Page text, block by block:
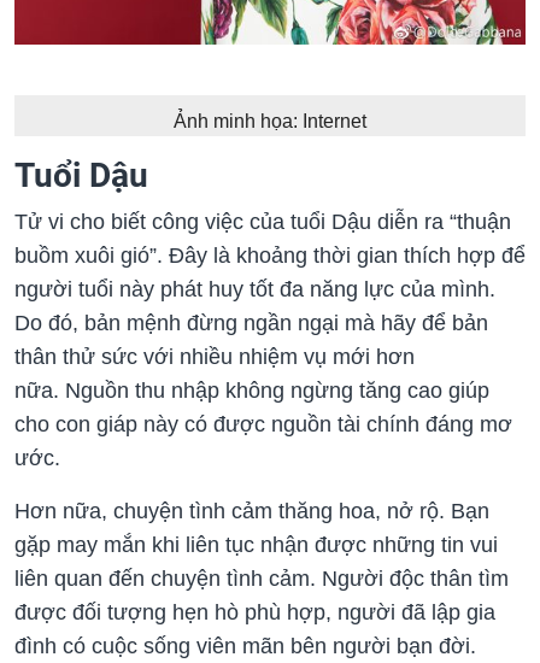
Ảnh minh họa: Internet
Tuổi Dậu
Tử vi cho biết công việc của tuổi Dậu diễn ra “thuận
buồm xuôi gió”. Đây là khoảng thời gian thích hợp để
người tuổi này phát huy tốt đa năng lực của mình.
Do đó, bản mệnh đừng ngần ngại mà hãy để bản
thân thử sức với nhiều nhiệm vụ mới hơn
nữa. Nguồn thu nhập không ngừng tăng cao giúp
cho con giáp này có được nguồn tài chính đáng mơ
ước.
Hơn nữa, chuyện tình cảm thăng hoa, nở rộ. Bạn
gặp may mắn khi liên tục nhận được những tin vui
liên quan đến chuyện tình cảm. Người độc thân tìm
được đối tượng hẹn hò phù hợp, người đã lập gia
đình có cuộc sống viên mãn bên người bạn đời.